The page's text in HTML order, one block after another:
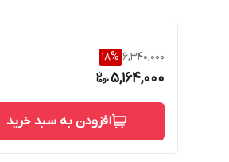
6,340,000
18%
5,164,000
افزودن به سبد خرید